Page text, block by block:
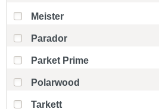
Meister
Parador
Parket Prime
Polarwood
Tarkett